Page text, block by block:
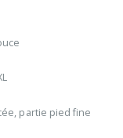
partie pied fine